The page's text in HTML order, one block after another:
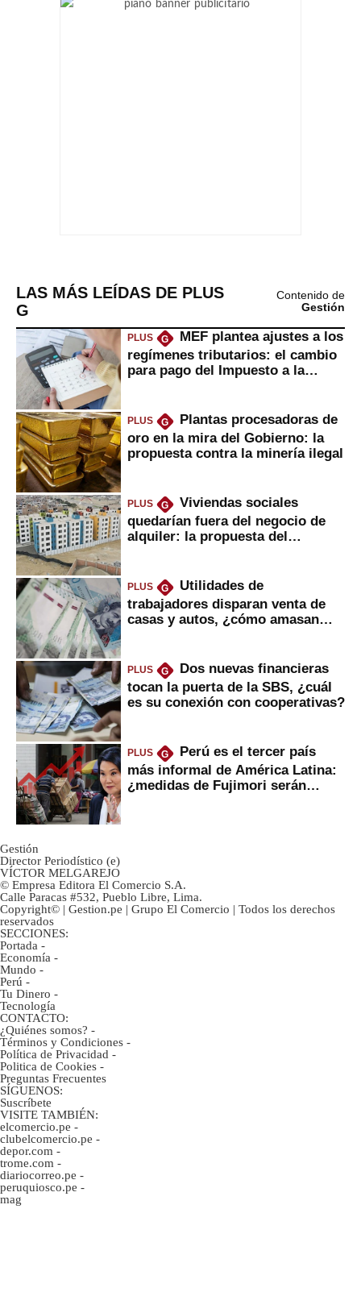
LAS MÁS LEÍDAS DE PLUS
G
Contenido de
Gestión
PLUS G
MEF plantea ajustes a los
regímenes tributarios: el cambio
para pago del Impuesto a la
PLUS G
Plantas procesadoras de
oro en la mira del Gobierno: la
propuesta contra la minería ilegal
PLUS G
Viviendas sociales
quedarían fuera del negocio de
alquiler: la propuesta del
PLUS G
Utilidades de
trabajadores disparan venta de
casas y autos, ¿cómo amasan
PLUS G
Dos nuevas financieras
tocan la puerta de la SBS, ¿cuál
es su conexión con cooperativas?
PLUS G
Perú es el tercer país
más informal de América Latina:
¿medidas de Fujimori serán
Gestión
Director Periodístico (e)
VÍCTOR MELGAREJO
© Empresa Editora El Comercio S.A.
Calle Paracas #532, Pueblo Libre, Lima.
Copyright© | Gestion.pe | Grupo El Comercio | Todos los derechos
reservados
SECCIONES:
Portada -
Economía -
Mundo -
Perú -
Tu Dinero -
Tecnología
CONTACTO:
¿Quiénes somos? -
Términos y Condiciones -
Política de Privacidad -
Politica de Cookies -
Preguntas Frecuentes
SÍGUENOS:
Suscríbete
VISITE TAMBIÉN:
elcomercio.pe -
clubelcomercio.pe -
depor.com -
trome.com -
diariocorreo.pe -
peruquiosco.pe -
mag